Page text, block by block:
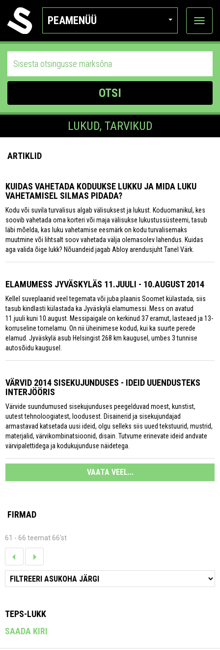
PEAMENÜÜ
Ava
OTSI
LUKUD, TARVIKUD
ARTIKLID
KUIDAS VAHETADA KODUUKSE LUKKU JA MIDA LUKU
VAHETAMISEL SILMAS PIDADA?
Kodu või suvila turvalisus algab välisuksest ja lukust. Koduomanikul, kes
soovib vahetada oma korteri või maja välisukse lukustussüsteemi, tasub
läbi mõelda, kas luku vahetamise eesmärk on kodu turvalisemaks
muutmine või lihtsalt soov vahetada välja olemasolev lahendus. Kuidas
aga valida õige lukk? Nõuandeid jagab Abloy arendusjuht Tanel Värk.
ELAMUMESS JYVÄSKYLÄS 11.JUULI - 10.AUGUST 2014
Kellel suveplaanid veel tegemata või juba plaanis Soomet külastada, siis
tasub kindlasti külastada ka Jyväskylä elamumessi. Mess on avatud
11.juuli kuni 10.august. Messipaigale on kerkinud 37 eramut, lasteaed ja 13-
korruseline tornelamu. On nii üheinimese kodud, kui ka suurte perede
elamud. Jyväskylä asub Helsingist 268 km kaugusel, umbes 3 tunnise
autosõidu kaugusel.
VÄRVID 2014 SISEKUJUNDUSES - IDEID UUENDUSTEKS
INTERJÖÖRIS
Värvide suundumused sisekujunduses peegelduvad moest, kunstist,
uutest tehnoloogiatest, loodusest. Disainerid ja sisekujundajad
armastavad katsetada uusi ideid, olgu selleks siis uued tekstuurid, mustrid,
materjalid, värvikombinatsioonid, disain. Tutvume erinevate ideid andvate
värvipalettidega ja kodukujunduse näidetega.
VAATA VEEL...
FIRMAD
61 - 66 teemat 66'st
TEPS-LUKK
SAADA KIRI